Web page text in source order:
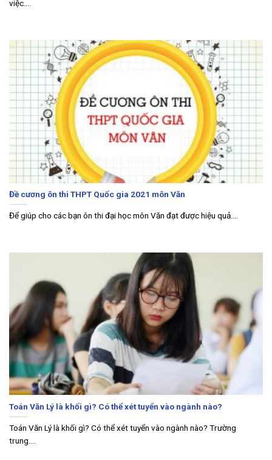
việc....
Đề cương ôn thi THPT Quốc gia 2021 môn Văn
Để giúp cho các bạn ôn thi đại học môn Văn đạt được hiệu quả....
Toán Văn Lý là khối gì? Có thể xét tuyển vào ngành nào?
Toán Văn Lý là khối gì? Có thể xét tuyển vào ngành nào? Trường
trung....